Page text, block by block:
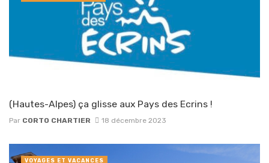
(Hautes-Alpes) ça glisse aux Pays des Ecrins !
Par CORTO CHARTIER 18 décembre 2023
VOYAGES ET VACANCES